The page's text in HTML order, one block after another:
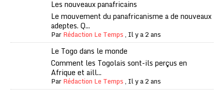
Les nouveaux panafricains
Le mouvement du panafricanisme a de nouveaux
adeptes. Q...
ParRédaction Le Temps, Il y a 2 ans
Le Togo dans le monde
Comment les Togolais sont-ils perçus en
Afrique et aill...
ParRédaction Le Temps, Il y a 2 ans